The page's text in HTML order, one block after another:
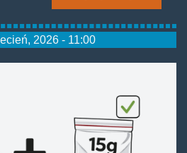
2026 - 11:00